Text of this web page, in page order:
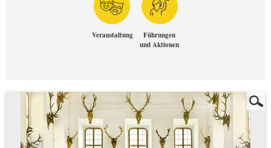
Veranstaltung
Führungen
und Aktionen